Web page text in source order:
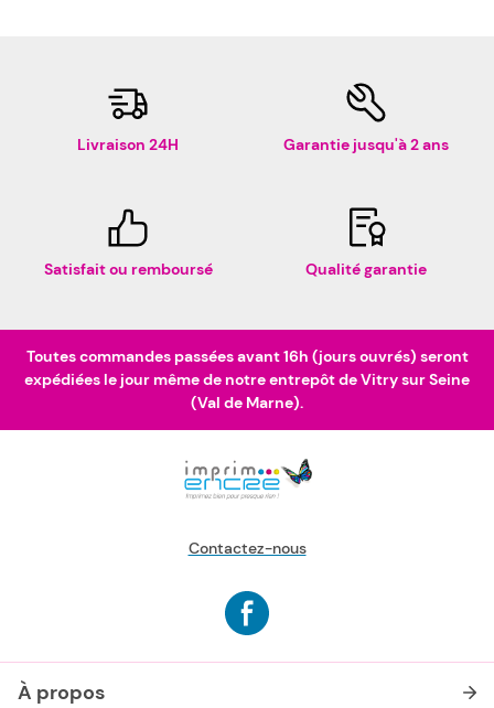
Livraison 24H Garantie jusqu'à 2 ans
Satisfait ou remboursé Qualité garantie
Toutes commandes passées avant 16h (jours ouvrés) seront
expédiées le jour même de notre entrepôt de Vitry sur Seine
(Val de Marne).
Contactez-nous
À propos